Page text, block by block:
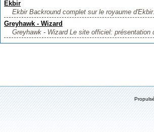
Ekbir
Ekbir Backround complet sur le royaume d'Ekbir.
Greyhawk - Wizard
Greyhawk - Wizard Le site officiel: présentation